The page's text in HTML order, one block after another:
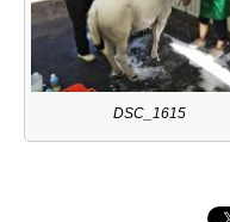
DSC_1615